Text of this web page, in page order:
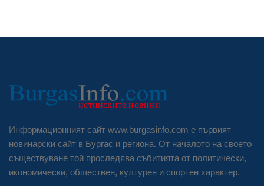
Информационният сайт www.burgasinfo.com е първият
новинарски сайт в Бургас и региона. От началото на своето
съществуване той проследява събитията от политически,
икономически, обществен, културен и спортен характер.